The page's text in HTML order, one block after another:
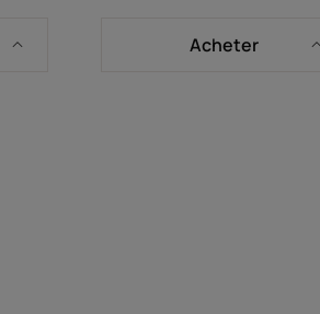
Acheter